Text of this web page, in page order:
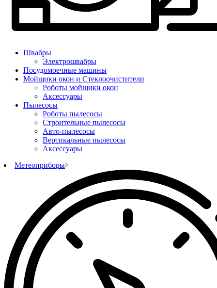
Швабры
Электрошвабры
Посудомоечные машины
Мойщики окон и Стеклоочистители
Роботы мойщики окон
Аксессуары
Пылесосы
Роботы пылесосы
Строительные пылесосы
Авто-пылесосы
Вертикальные пылесосы
Аксессуары
Метеоприборы